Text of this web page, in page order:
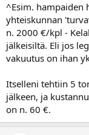
^Esim. hampaiden
yhteiskunnan
n. 2000 €/kpl -
jälkeisiltä. Eli jos
vakuutus on ihan
Itselleni tehtiin 5
jälkeen, ja
on n. 60 €.